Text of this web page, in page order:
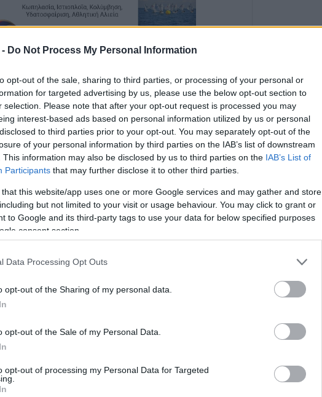
Do Not Process My Personal Information
opt-out of the sale, sharing to third parties, or processing of your personal or
for targeted advertising by us, please use the below opt-out section to
selection. Please note that after your opt-out request is processed you may
interest-based ads based on personal information utilized by us or personal
to third parties prior to your opt-out. You may separately opt-out of the
of your personal information by third parties on the IAB’s list of downstream
This information may also be disclosed by us to third parties on the IAB’s List of
Participants that may further disclose it to other third parties.
that this website/app uses one or more Google services and may gather and store
but not limited to your visit or usage behaviour. You may click to grant or
to Google and its third-party tags to use your data for below specified purposes
consent section.
Data Processing Opt Outs
opt-out of the Sharing of my personal data.
opt-out of the Sale of my Personal Data.
opt-out of processing my Personal Data for Targeted
ότι «ο τουρισμός φεύγει για την
πραγματικότητα. Η τουριστική
αλλά εξακολουθεί να αυξάνεται με
αν θα έρθουν περισσότεροι επισκέπτες, αλλά
νησί.
επικαλούμενη δεδομένα του ΙΝΣΕΤΕ,
μίσθωσης η τουριστική προσφορά αυξάνεται με
ολόκληρο το νησί καταγράφονταν 11.045
Το 2023 ο αριθμός είχε ανέλθει σε 14.945
χρόνια προστέθηκαν περίπου 3.900 νέα
από 4.300 κλίνες ετησίως μόνο από τη
ανέφερε το 2025 ότι στην Κέρκυρα
βραχυχρόνιας μίσθωσης με
κατά περισσότερο από 70% μέσα σε μία
μονάδες ούτε τις επεκτάσεις
αύξηση της συνολικής τουριστικής
αυτή δύσκολα συμβιβάζεται με την άποψη ότι η
της απέναντι αλβανικής ακτής. Αντίθετα,
στον τουρισμό του νησιού.